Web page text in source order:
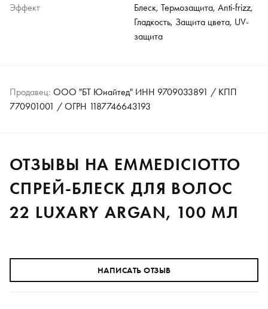
Эффект
Блеск, Термозащита, Anti-frizz,
Гладкость, Защита цвета, UV-
защита
Продавец: ООО "БТ Юнайтед" ИНН 9709033891 / КПП
770901001 / ОГРН 1187746643193
ОТЗЫВЫ НА EMMEDICIOTTO
СПРЕЙ-БЛЕСК ДЛЯ ВОЛОС
22 LUXARY ARGAN, 100 МЛ
НАПИСАТЬ ОТЗЫВ